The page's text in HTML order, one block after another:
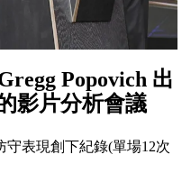
Popovich 出
影片分析會議
守表現創下紀錄(單場12次